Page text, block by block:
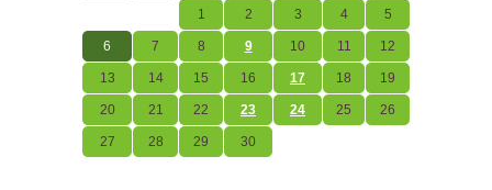
1 2 3 4 5
6 7 8 9 10 11 12
13 14 15 16 17 18 19
20 21 22 23 24 25 26
27 28 29 30